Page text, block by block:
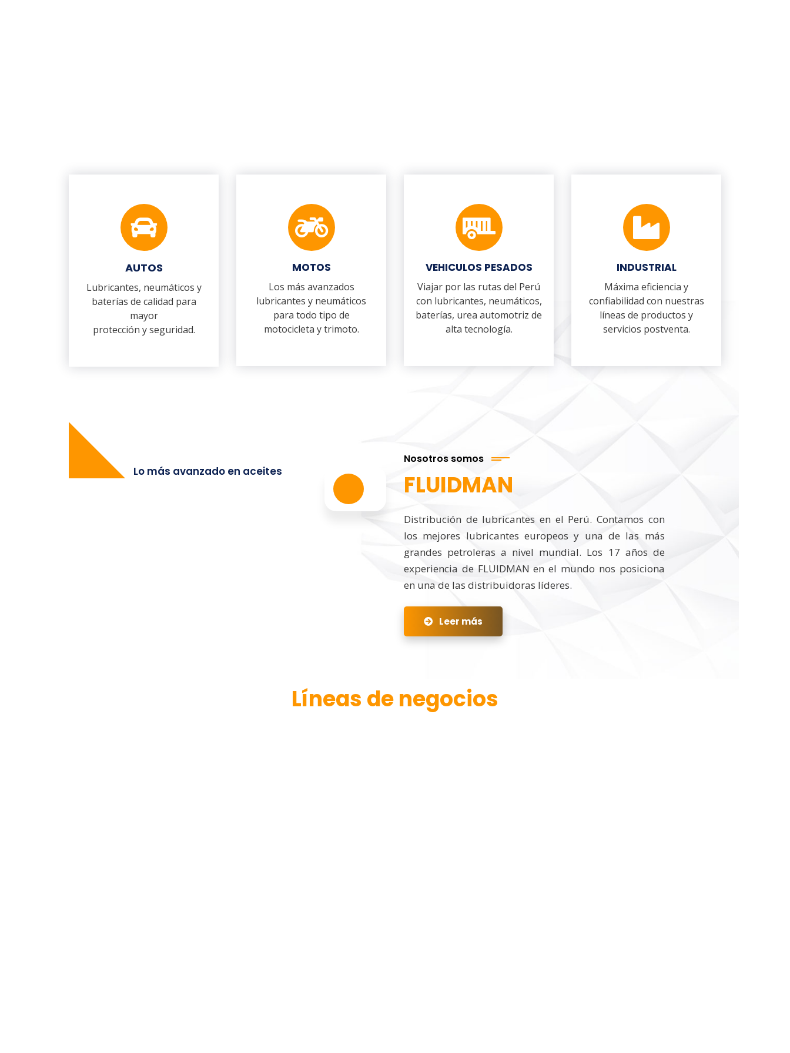
AUTOS
Lubricantes, neumáticos y
baterías de calidad para
mayor
protección y seguridad.
MOTOS
Los más avanzados
lubricantes y neumáticos
para todo tipo de
motocicleta y trimoto.
VEHICULOS PESADOS
Viajar por las rutas del Perú
con lubricantes, neumáticos,
baterías, urea automotriz de
alta tecnología.
INDUSTRIAL
Máxima eficiencia y
confiabilidad con nuestras
líneas de productos y
servicios postventa.
Lo más avanzado en aceites
Nosotros somos
FLUIDMAN
Distribución de lubricantes en el Perú. Contamos con
los mejores lubricantes europeos y una de las más
grandes petroleras a nivel mundial. Los 17 años de
experiencia de FLUIDMAN en el mundo nos posiciona
en una de las distribuidoras líderes.
Leer más
Líneas de negocios